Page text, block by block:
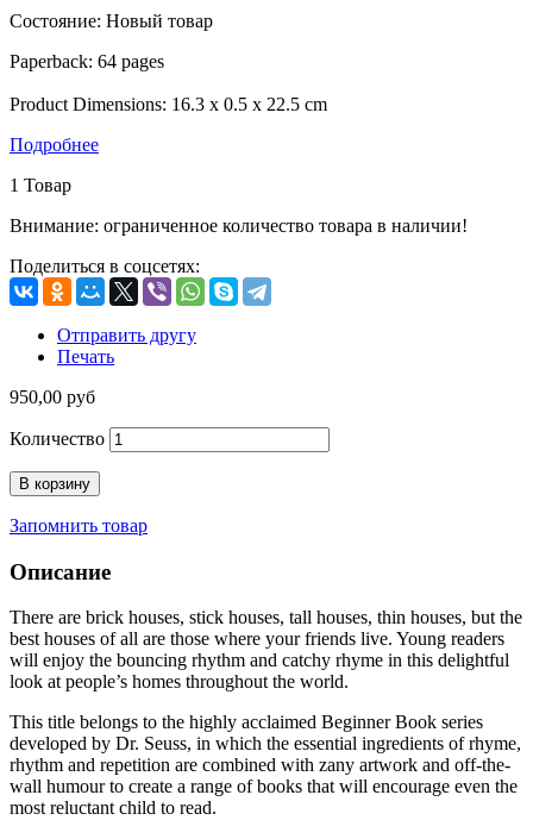
Состояние: Новый товар
Paperback: 64 pages
Product Dimensions: 16.3 x 0.5 x 22.5 cm
Подробнее
1 Товар
Внимание: ограниченное количество товара в наличии!
Поделиться в соцсетях:
Отправить другу
Печать
950,00 руб
Количество
В корзину
Запомнить товар
Описание
There are brick houses, stick houses, tall houses, thin houses, but the
best houses of all are those where your friends live. Young readers
will enjoy the bouncing rhythm and catchy rhyme in this delightful
look at people’s homes throughout the world.
This title belongs to the highly acclaimed Beginner Book series
developed by Dr. Seuss, in which the essential ingredients of rhyme,
rhythm and repetition are combined with zany artwork and off-the-
wall humour to create a range of books that will encourage even the
most reluctant child to read.